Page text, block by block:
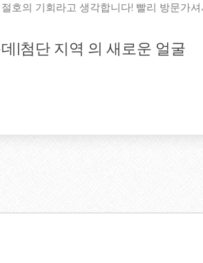
호의 기회라고 생각합니다! 빨리 방문가셔
|첨단 지역 의 새로운 얼굴